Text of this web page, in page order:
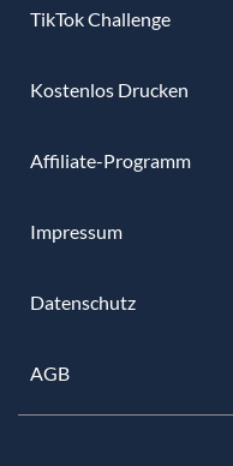
TikTok Challenge
Kostenlos Drucken
Affiliate-Programm
Impressum
Datenschutz
AGB